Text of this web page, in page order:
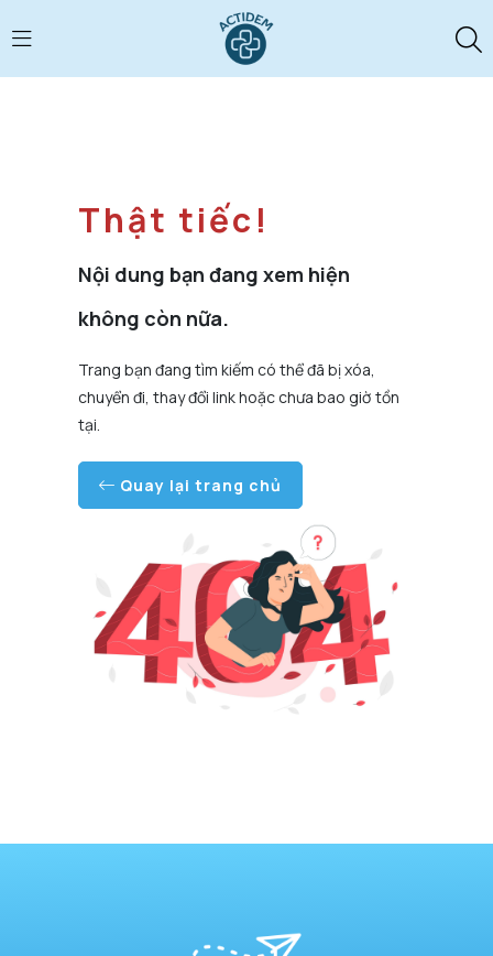
Thật tiếc!
Nội dung bạn đang xem hiện
không còn nữa.
Trang bạn đang tìm kiếm có thể đã bị xóa,
chuyển đi, thay đổi link hoặc chưa bao giờ tồn
tại.
Quay lại trang chủ